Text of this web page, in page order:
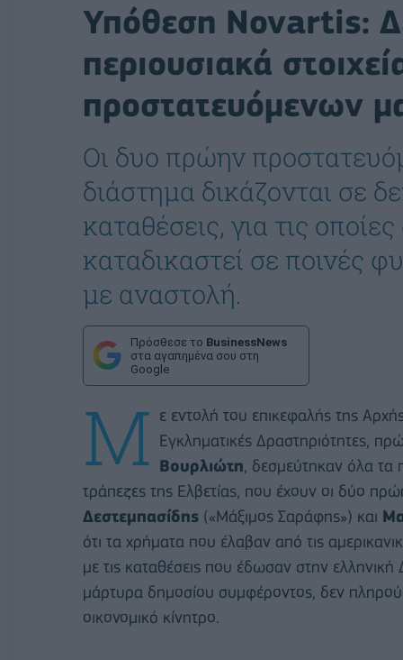
Υπόθεση Novartis:
περιουσιακά
προστατευόμενων
Οι δυο πρώην
διάστημα δικάζονται σε
καταθέσεις, για τις
καταδικαστεί σε ποινές
με αναστολή.
Πρόσθεσε το BusinessNews
στα αγαπημένα σου στη
Google
Μ ε εντολή του επικεφαλής της
Εγκληματικές Δραστηριότητες,
Βουρλιώτη , δεσμεύτηκαν όλα τα
τράπεζες της Ελβετίας, που έχουν οι δύο
Δεστεμπασίδης («Μάξιμος Σαράφης») και
ότι τα χρήματα που έλαβαν από τις
με τις καταθέσεις που έδωσαν στην
μάρτυρα δημοσίου συμφέροντος, δεν
οικονομικό κίνητρο.